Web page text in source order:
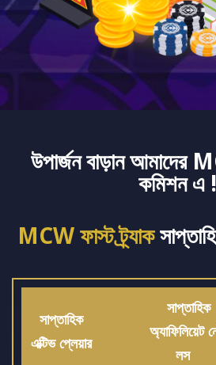
উপার্জন বাড়ান আমাদের
কমিশন এ !
MCW ফাস্ট ট্র্যাক
সাপ্তাহিক
এক্টিভ প্লেয়ার
সাপ্তাহিক
অ্যাফিলিয়েট
লস